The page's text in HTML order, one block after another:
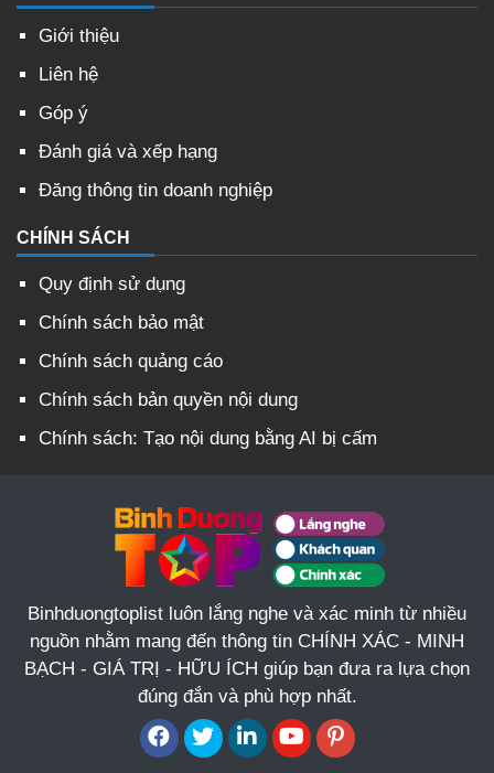
Giới thiệu
Liên hệ
Góp ý
Đánh giá và xếp hạng
Đăng thông tin doanh nghiệp
CHÍNH SÁCH
Quy định sử dụng
Chính sách bảo mật
Chính sách quảng cáo
Chính sách bản quyền nội dung
Chính sách: Tạo nội dung bằng AI bị cấm
Binhduongtoplist luôn lắng nghe và xác minh từ nhiều
nguồn nhằm mang đến thông tin CHÍNH XÁC - MINH
BẠCH - GIÁ TRỊ - HỮU ÍCH giúp bạn đưa ra lựa chọn
đúng đắn và phù hợp nhất.